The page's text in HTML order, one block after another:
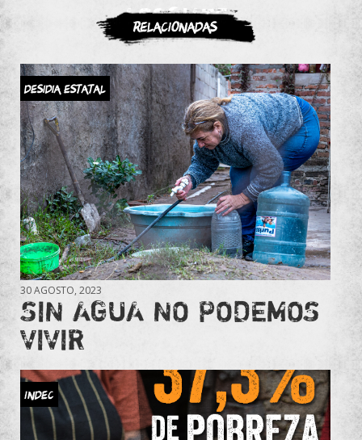
ASOCIATE
Relacionadas
Desidia Estatal
30 AGOSTO, 2023
SIN AGUA NO PODEMOS
VIVIR
INDEC